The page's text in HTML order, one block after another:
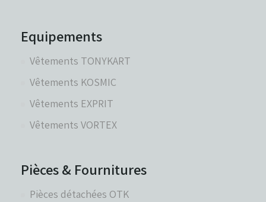
Equipements
Vêtements TONYKART
Vêtements KOSMIC
Vêtements EXPRIT
Vêtements VORTEX
Pièces & Fournitures
Pièces détachées OTK
Train avant - Volants